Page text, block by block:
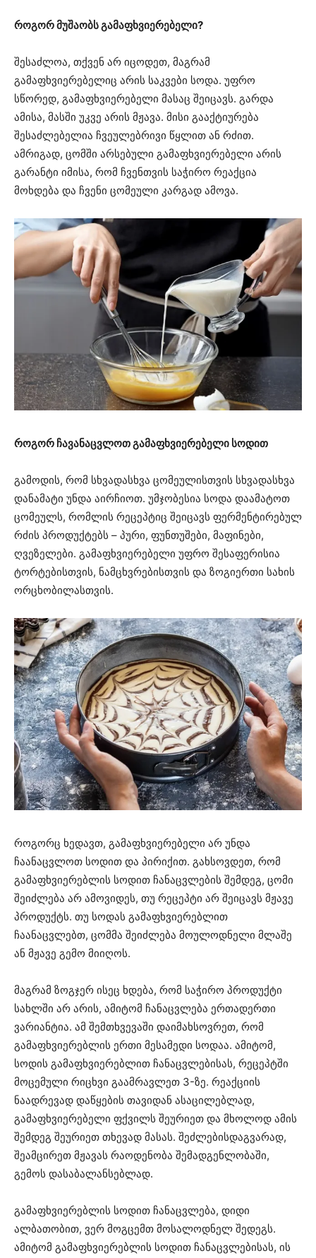
როგორ მუშაობს გამაფხვიერებელი?
შესაძლოა, თქვენ არ იცოდეთ, მაგრამ
გამაფხვიერებელიც არის საკვები სოდა. უფრო
სწორედ, გამაფხვიერებელი მასაც შეიცავს. გარდა
ამისა, მასში უკვე არის მჟავა. მისი გააქტიურება
შესაძლებელია ჩვეულებრივი წყლით ან რძით.
ამრიგად, ცომში არსებული გამაფხვიერებელი არის
გარანტი იმისა, რომ ჩვენთვის საჭირო რეაქცია
მოხდება და ჩვენი ცომეული კარგად ამოვა.
როგორ ჩავანაცვლოთ გამაფხვიერებელი სოდით
გამოდის, რომ სხვადასხვა ცომეულისთვის სხვადასხვა
დანამატი უნდა აირჩიოთ. უმჯობესია სოდა დაამატოთ
ცომეულს, რომლის რეცეპტიც შეიცავს ფერმენტირებულ
რძის პროდუქტებს – პური, ფუნთუშები, მაფინები,
ღვეზელები. გამაფხვიერებელი უფრო შესაფერისია
ტორტებისთვის, ნამცხვრებისთვის და ზოგიერთი სახის
ორცხობილასთვის.
როგორც ხედავთ, გამაფხვიერებელი არ უნდა
ჩაანაცვლოთ სოდით და პირიქით. გახსოვდეთ, რომ
გამაფხვიერებლის სოდით ჩანაცვლების შემდეგ, ცომი
შეიძლება არ ამოვიდეს, თუ რეცეპტი არ შეიცავს მჟავე
პროდუქტს. თუ სოდას გამაფხვიერებლით
ჩაანაცვლებთ, ცომმა შეიძლება მოულოდნელი მლაშე
ან მჟავე გემო მიიღოს.
მაგრამ ზოგჯერ ისეც ხდება, რომ საჭირო პროდუქტი
სახლში არ არის, ამიტომ ჩანაცვლება ერთადერთი
ვარიანტია. ამ შემთხვევაში დაიმახსოვრეთ, რომ
გამაფხვიერებლის ერთი მესამედი სოდაა. ამიტომ,
სოდის გამაფხვიერებლით ჩანაცვლებისას, რეცეპტში
მოცემული რიცხვი გაამრავლეთ 3-ზე. რეაქციის
ნაადრევად დაწყების თავიდან ასაცილებლად,
გამაფხვიერებელი ფქვილს შეურიეთ და მხოლოდ ამის
შემდეგ შეურიეთ თხევად მასას. შეძლებისდაგვარად,
შეამცირეთ მჟავას რაოდენობა შემადგენლობაში,
გემოს დასაბალანსებლად.
გამაფხვიერებლის სოდით ჩანაცვლება, დიდი
ალბათობით, ვერ მოგცემთ მოსალოდნელ შედეგს.
ამიტომ გამაფხვიერებლის სოდით ჩანაცვლებისას, ის